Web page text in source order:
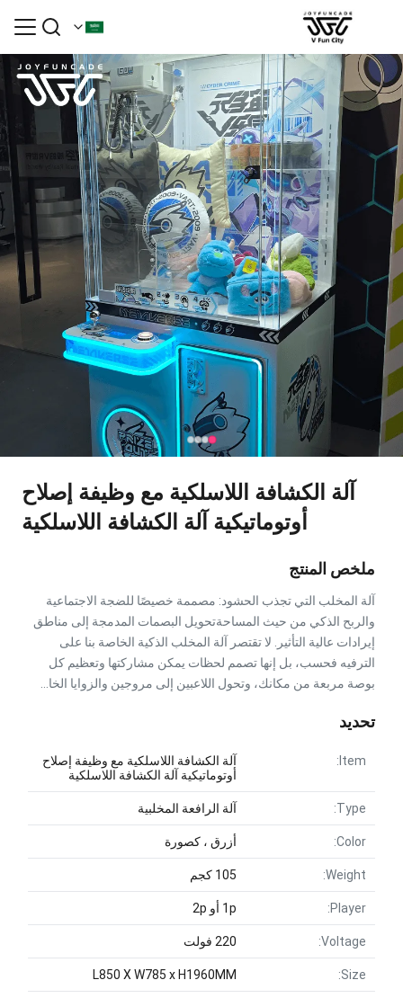
آلة الكشافة اللاسلكية مع وظيفة إصلاح
أوتوماتيكية آلة الكشافة اللاسلكية
ملخص المنتج
آلة المخلب التي تجذب الحشود: مصممة خصيصًا للضجة الاجتماعية
والربح الذكي من حيث المساحةتحويل البصمات المدمجة إلى مناطق
إيرادات عالية التأثير. لا تقتصر آلة المخلب الذكية الخاصة بنا على
الترفيه فحسب، بل إنها تصمم لحظات يمكن مشاركتها وتعظيم كل
بوصة مربعة من مكانك، وتحول اللاعبين إلى مروجين والزوايا الخا...
تحديد
Item:
آلة الكشافة اللاسلكية مع وظيفة إصلاح
أوتوماتيكية آلة الكشافة اللاسلكية
Type: آلة الرافعة المخلبية
Color: أزرق ، كصورة
Weight: 105 كجم
Player: 1p أو 2p
Voltage: 220 فولت
Size:
L850 X W785 x H1960MM